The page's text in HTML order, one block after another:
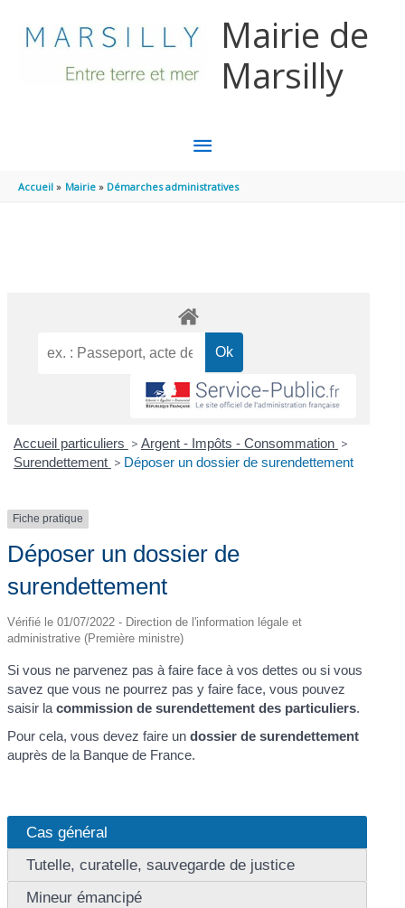
Mairie de
Marsilly
MENU
PRINCIPAL
Accueil Mairie Démarches administratives
Accueil particuliers > Argent - Impôts - Consommation >
Surendettement > Déposer un dossier de surendettement
Fiche pratique
Déposer un dossier de
surendettement
Vérifié le 01/07/2022 - Direction de l'information légale et
administrative (Première ministre)
Si vous ne parvenez pas à faire face à vos dettes ou si vous
savez que vous ne pourrez pas y faire face, vous pouvez
saisir lacommission de surendettement des particuliers.
Pour cela, vous devez faire undossier de surendettement
auprès de la Banque de France.
Cas général
Tutelle, curatelle, sauvegarde de justice
Mineur émancipé